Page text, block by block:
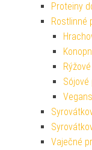
Proteiny
Rostlinné
Vaječné